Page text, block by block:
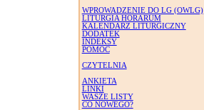
WPROWADZENIE DO LG (OWLG)
LITURGIA HORARUM
KALENDARZ LITURGICZNY
DODATEK
INDEKSY
POMOC
CZYTELNIA
ANKIETA
LINKI
WASZE LISTY
CO NOWEGO?